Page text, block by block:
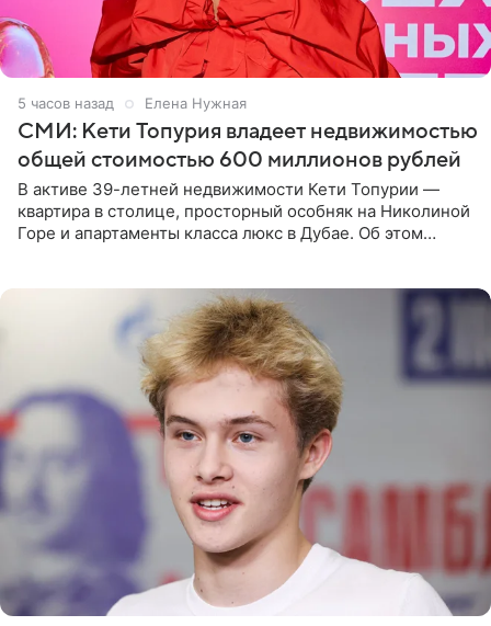
5 часов назад Елена Нужная
СМИ: Кети Топурия владеет недвижимостью
общей стоимостью 600 миллионов рублей
В активе 39-летней недвижимости Кети Топурии —
квартира в столице, просторный особняк на Николиной
Горе и апартаменты класса люкс в Дубае. Об этом